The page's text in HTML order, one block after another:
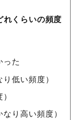
れくらいの頻度
った
低い頻度）
り高い頻度）